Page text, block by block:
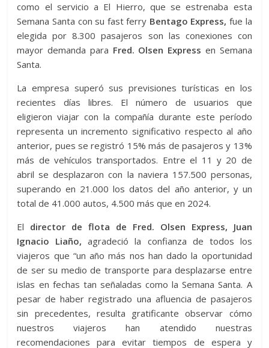
como el servicio a El Hierro, que se estrenaba esta
Semana Santa con su fast ferry Bentago Express, fue la
elegida por 8.300 pasajeros son las conexiones con
mayor demanda para Fred. Olsen Express en Semana
Santa.
La empresa superó sus previsiones turísticas en los
recientes días libres. El número de usuarios que
eligieron viajar con la compañía durante este período
representa un incremento significativo respecto al año
anterior, pues se registró 15% más de pasajeros y 13%
más de vehículos transportados. Entre el 11 y 20 de
abril se desplazaron con la naviera 157.500 personas,
superando en 21.000 los datos del año anterior, y un
total de 41.000 autos, 4.500 más que en 2024.
El director de flota de Fred. Olsen Express, Juan
Ignacio Liaño, agradeció la confianza de todos los
viajeros que “un año más nos han dado la oportunidad
de ser su medio de transporte para desplazarse entre
islas en fechas tan señaladas como la Semana Santa. A
pesar de haber registrado una afluencia de pasajeros
sin precedentes, resulta gratificante observar cómo
nuestros viajeros han atendido nuestras
recomendaciones para evitar tiempos de espera y